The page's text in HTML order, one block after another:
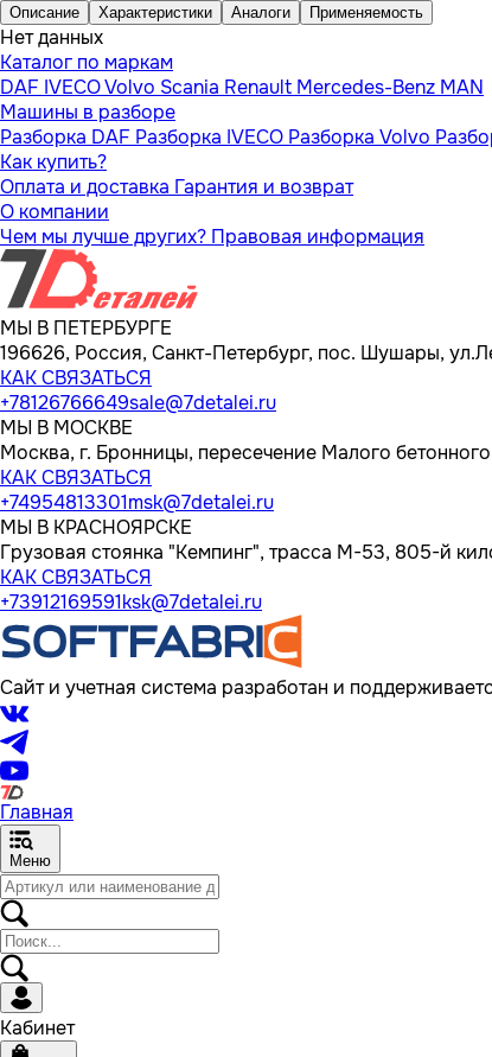
Описание Характеристики Аналоги Применяемость
Нет данных
Каталог по маркам
DAF IVECOVolvo Scania Renault Mercedes-Benz MAN
Машины в разборе
Разборка DAF Разборка IVECO Разборка Volvo
Как купить?
Оплата и доставка Гарантия и возврат
О компании
Чем мы лучше других? Правовая информация
МЫ В ПЕТЕРБУРГЕ
196626, Россия, Санкт-Петербург, пос. Шушары,
КАК СВЯЗАТЬСЯ
+78126766649sale@7detalei.ru
МЫ В МОСКВЕ
Москва, г. Бронницы, пересечение Малого
КАК СВЯЗАТЬСЯ
+74954813301msk@7detalei.ru
МЫ В КРАСНОЯРСКЕ
Грузовая стоянка "Кемпинг", трасса M-53, 805-й
КАК СВЯЗАТЬСЯ
+73912169591ksk@7detalei.ru
Сайт и учетная система разработан и
Главная
Меню
Кабинет